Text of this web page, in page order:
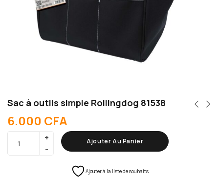
Sac à outils simple Rollingdog 81538
6.000 CFA
Ajouter Au Panier
Ajouter à la liste de souhaits